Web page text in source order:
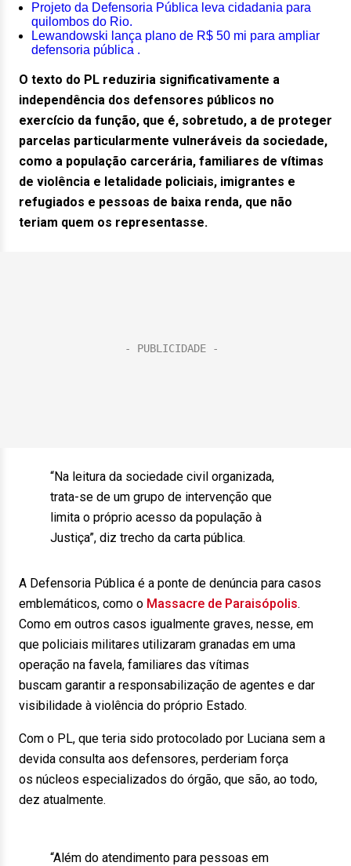
Projeto da Defensoria Pública leva cidadania para
quilombos do Rio.
Lewandowski lança plano de R$ 50 mi para ampliar
defensoria pública .
O texto do PL reduziria significativamente a
independência dos defensores públicos no
exercício da função, que é, sobretudo, a de proteger
parcelas particularmente vulneráveis da sociedade,
como a população carcerária, familiares de vítimas
de violência e letalidade policiais, imigrantes e
refugiados e pessoas de baixa renda, que não
teriam quem os representasse.
“Na leitura da sociedade civil organizada,
trata-se de um grupo de intervenção que
limita o próprio acesso da população à
Justiça”, diz trecho da carta pública.
A Defensoria Pública é a ponte de denúncia para casos
emblemáticos, como o Massacre de Paraisópolis.
Como em outros casos igualmente graves, nesse, em
que policiais militares utilizaram granadas em uma
operação na favela, familiares das vítimas
buscam garantir a responsabilização de agentes e dar
visibilidade à violência do próprio Estado.
Com o PL, que teria sido protocolado por Luciana sem a
devida consulta aos defensores, perderiam força
os núcleos especializados do órgão, que são, ao todo,
dez atualmente.
“Além do atendimento para pessoas em